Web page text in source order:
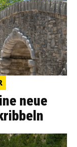
neue